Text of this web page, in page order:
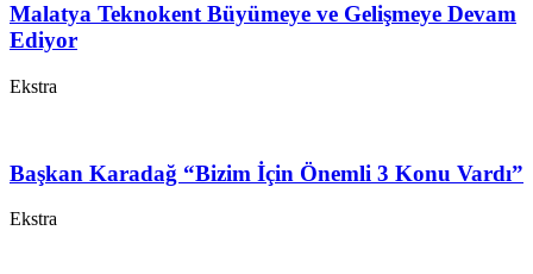
Malatya Teknokent Büyümeye ve Gelişmeye Devam
Ediyor
Ekstra
Başkan Karadağ “Bizim İçin Önemli 3 Konu Vardı”
Ekstra